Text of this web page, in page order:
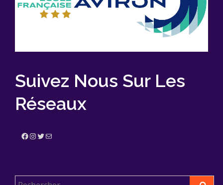
Suivez Nous Sur Les
Réseaux
Facebook InstagramTwitter E-mail
Rechercher :